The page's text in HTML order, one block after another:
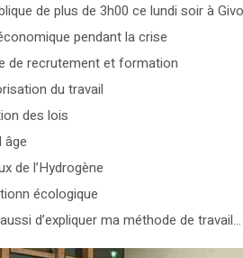
de plus de 3h00 ce lundi soir à
pendant la crise
de recrutement et formation
du travail
des lois
âge
de l’Hydrogène
écologique
d’expliquer ma méthode de travail…